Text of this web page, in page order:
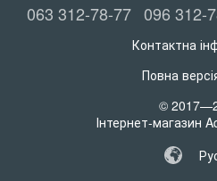
063 312-78-77 096 312-
Контактна
Повна
©
Інтернет-магазин